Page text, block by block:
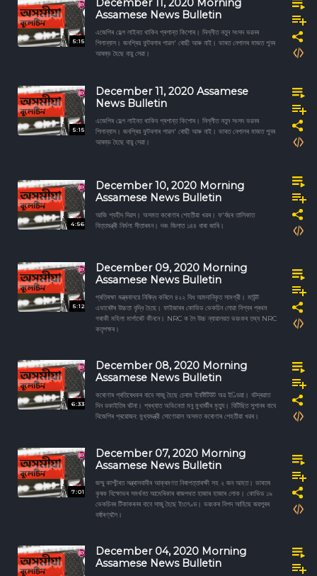
5:15
Assamese News Bulletin
এজেপিৰ হেল্প লাইনত থাকিব প্ৰশান্ত কিশোৰ। দিল্লীত নতুন সংসদ ভৱনৰ
শিলান্যাস। জনপ্ৰিয় ফুটবলাৰ পাৱল' ৰোছী আৰু নাই। ভাৰত নেপালৰ মাজত পুনৰ
আৰম্ভ হৈছে বায়ু সেৱা।
5:15
December 11, 2020 Assamese
News Bulletin
এজেপিৰ হেল্প লাইনত থাকিব প্ৰশান্ত কিশোৰ। দিল্লীত নতুন সংসদ ভৱনৰ
শিলান্যাস। জনপ্ৰিয় ফুটবলাৰ পাৱল' ৰোছী আৰু নাই। ভাৰত নেপালৰ মাজত পুনৰ
আৰম্ভ হৈছে বায়ু সেৱা।
4:56
December 10, 2020 Morning
Assamese News Bulletin
আজি শ্বহীদ দিৱস। অসমত কৰোণাৰ শেহতীয়া খৱৰ। ফ'ৰ্বছৰ তালিকাত
বিত্তমন্ত্ৰী নিৰ্মলা সীতাৰমন। দৰং জিলাত ১৪৪ ধাৰা জাৰি।
5:12
December 09, 2020 Morning
Assamese News Bulletin
প্ৰতিৰক্ষা মন্ত্ৰনালয়ে নিষিদ্ধ কৰিলে ৪২২ বিধ আমদানিকৃত সামগ্রী। মাউন্ট
এভাৰেষ্টৰ উচ্চতা বৃদ্ধি হৈছে। ফাইজাৰৰ কোভিড ভেকচিন লোৱা বিশ্বৰ প্ৰথম
গৰাকী মহিলা মাৰ্গাৰেট কীননে। NRC ক লৈ উচ্চ ন্যায়ালয়ত ভয়ংকৰ তথ্য NRC
কতৃপক্ষৰ।
6:33
December 08, 2020 Morning
Assamese News Bulletin
কৰোণাৰ প্ৰতিষেধকৰ বাবে সাজু হৈছে চেৰাম ইনষ্টিটিউট অৱ ইণ্ডিয়া। বটদ্ৰৱাত
দিন ডকাইতিৰ ঘটনা। প্ৰখ্যাত অভিনেতা মনু মুখাৰ্জীৰ মৃত্যু। বিটিছিত সুশানৰ বাবে
বিজেপিৰ প্ৰয়োজন: মুখ্যমন্ত্রী সোণোৱাল অসমত কৰোণাৰ শেহতীয়া খৱৰ।
7:01
December 07, 2020 Morning
Assamese News Bulletin
জম্মু কাশ্মীৰত সন্ত্ৰাসবাদীৰ আক্ৰমণত নিৰাপত্তাৰক্ষী সহ ২ জন আহত। ভাৰতৰ
কৃষক বিক্ষোভৰ সমৰ্থনত আমেৰিকাৰ ৰাজপথত হাজাৰ হাজাৰ লোক। কোভিড ১৯
ভেকচিনৰ টিকাকৰনৰ বাবে সাজু হৈছে ইংলেণ্ড। ভয়ংকৰ বিপদ আহিছে জয়পুৰৰ
বৰ্ষাৰণ্যলৈ।
December 04, 2020 Morning
Assamese News Bulletin